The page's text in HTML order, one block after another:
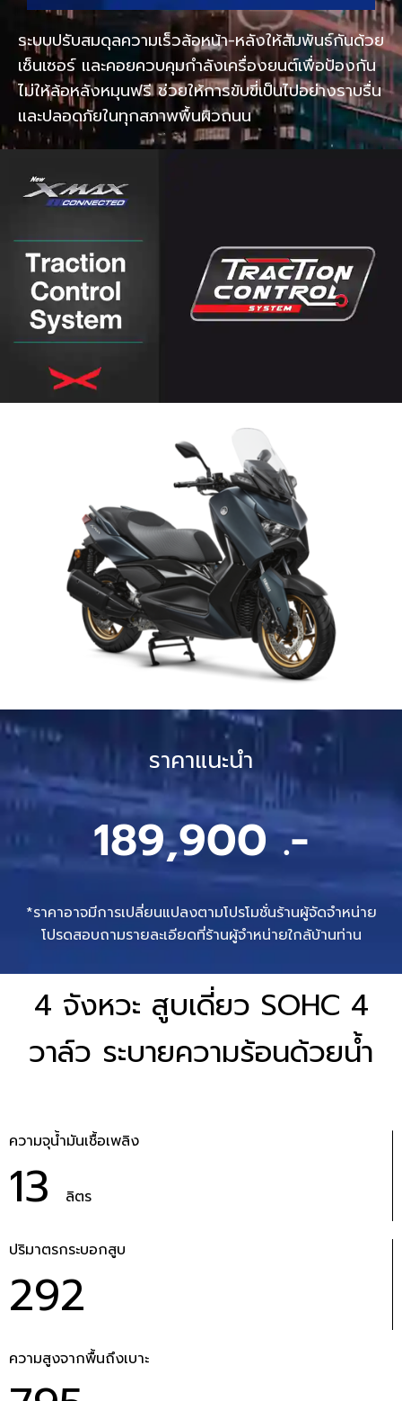
ระบบปรับสมดุลความเร็วล้อหน้า-หลังให้สัมพันธ์กันด้วย
เซ็นเซอร์ และคอยควบคุมกำลังเครื่องยนต์เพื่อป้องกัน
ไม่ให้ล้อหลังหมุนฟรี ช่วยให้การขับขี่เป็นไปอย่างราบรื่น
และปลอดภัยในทุกสภาพพื้นผิวถนน
ราคาแนะนำ
189,900 .-
*ราคาอาจมีการเปลี่ยนแปลงตามโปรโมชั่นร้านผู้จัดจำหน่าย
โปรดสอบถามรายละเอียดที่ร้านผู้จำหน่ายใกล้บ้านท่าน
4 จังหวะ สูบเดี่ยว SOHC 4
วาล์ว ระบายความร้อนด้วยน้ำ
ความจุน้ำมันเชื้อเพลิง
13 ลิตร
ปริมาตรกระบอกสูบ
292
ความสูงจากพื้นถึงเบาะ